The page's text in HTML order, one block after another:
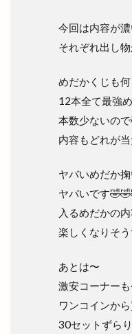
今回は内容が
それぞれ出し
めだかくじも何
12本全て最強
本数少ないので
内容もどれが
ヤバいめだか
ヤバいです
入るめだかの
楽しくなりそう
あとは〜
激安コーナー
ワンコインか
30セットずら